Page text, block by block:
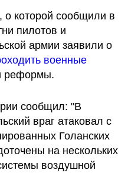
о которой сообщили в
пилотов и
армии заявили о
военные
реформы.
сообщил: "В
враг атаковал с
Голанских
на нескольких
воздушной